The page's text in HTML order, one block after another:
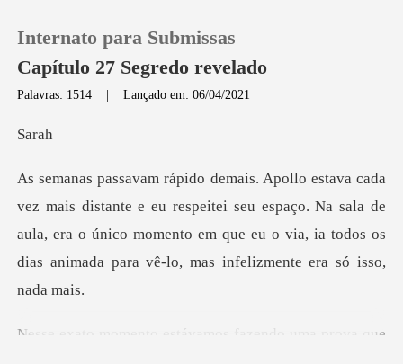
Loja
Histórico
Sair
Internato para Submissas
Capítulo 27 Segredo revelado
Palavras: 1514 |Lançado em: 06/04/2021
a
respeitei seu espaço. Na sala de
aula, era o único momento em que eu o via,
uma prova que